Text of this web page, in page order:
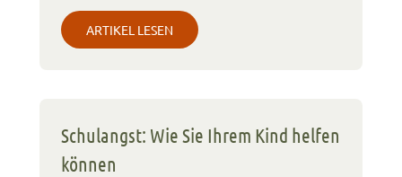
ARTIKEL LESEN
Schulangst: Wie Sie Ihrem Kind helfen
können